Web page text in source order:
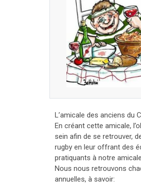
L’amicale des anciens du
En créant cette amicale,
sein afin de se retrouver,
rugby en leur offrant des
pratiquants à notre
Nous nous retrouvons
annuelles, à savoir: